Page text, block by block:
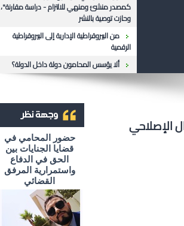
كمصدر منشئ ومنهي للالتزام - دراسة مقارنة"،
وحازت توصية بالنشر
من البيروقراطية الإدارية إلى البيروقراطية
الرقمية
ألا يؤسس المحامون دولة داخل الدولة؟
حضور المحامي في
قضايا الجنايات بين
الحق في الدفاع
واستمرارية المرفق
القضائي
الإصلاحي